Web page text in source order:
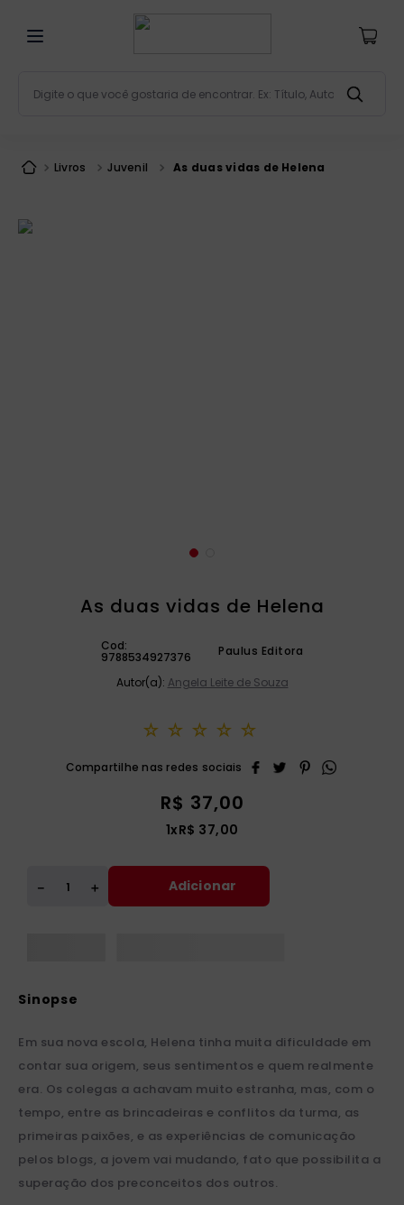
Livros Juvenil As duas vidas de Helena
As duas vidas de Helena
Cod:
9788534927376 Paulus Editora
Autor(a): Angela Leite de Souza
☆ ☆ ☆ ☆ ☆
R$ 37,00
1xR$ 37,00
＋
－ Adicionar
Em sua nova escola, Helena tinha muita dificuldade em
contar sua origem, seus sentimentos e quem realmente
era. Os colegas a achavam muito estranha, mas, com o
tempo, entre as brincadeiras e conflitos da turma, as
primeiras paixões, e as experiências de comunicação
pelos blogs, a jovem vai mudando, fato que possibilita a
superação dos preconceitos dos outros.